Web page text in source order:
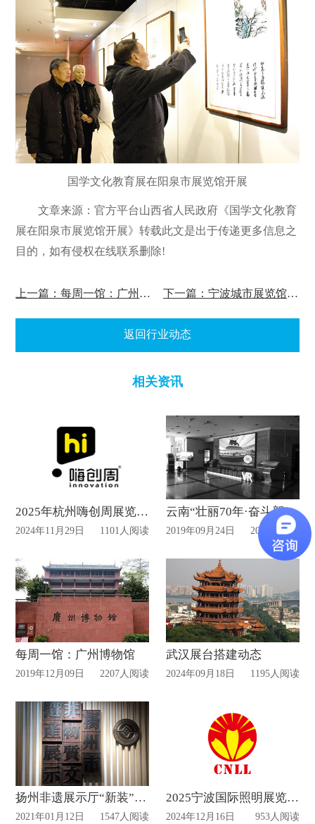
国学文化教育展在阳泉市展览馆开展
文章来源：官方平台山西省人民政府《国学文化教育
展在阳泉市展览馆开展》转载此文是出于传递更多信息之
目的，如有侵权在线联系删除!
上一篇：每周一馆：广州南越王宫博物馆 下一篇：宁波城市展览馆举行跨年活动
返回行业动态
相关资讯
2025年杭州嗨创周展览会设计布置动态
2024年11月29日 1101人阅读
云南“壮丽70年·奋斗新时代”VR数字展厅已正式上线
2019年09月24日 2030人阅读
每周一馆：广州博物馆
2019年12月09日 2207人阅读
武汉展台搭建动态
2024年09月18日 1195人阅读
扬州非遗展示厅“新装”亮相!
2021年01月12日 1547人阅读
2025宁波国际照明展览会设计布置动态
2024年12月16日 953人阅读